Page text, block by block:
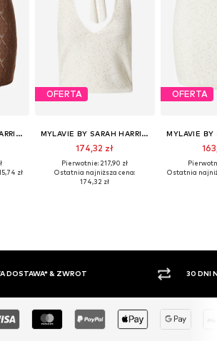
MYLAVIE BY SARAH HARRISON
zł
OFERTA
MYLAVIE BY SARAH HARRISON
174,32 zł
Pierwotnie: 217,90 zł
Ostatnia najniższa cena:
174,32 zł
OFERTA
Ostatnia
ZWROT TOWARU